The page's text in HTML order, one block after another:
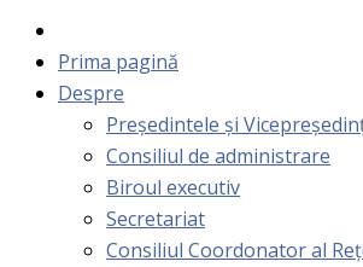
Prima pagină
Despre
Președintele și
Consiliul de administrare
Biroul executiv
Secretariat
Consiliul Coordonator al